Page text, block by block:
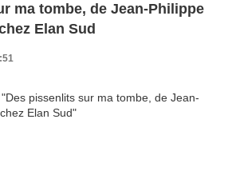
ma tombe, de Jean-Philippe
Elan Sud